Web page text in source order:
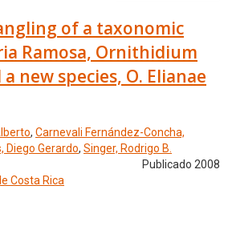
of a taxonomic
Ramosa, Ornithidium
new species, O. Elianae
, Carnevali Fernández-Concha,
Diego Gerardo, Singer, Rodrigo B.
Publicado 2008
Costa Rica